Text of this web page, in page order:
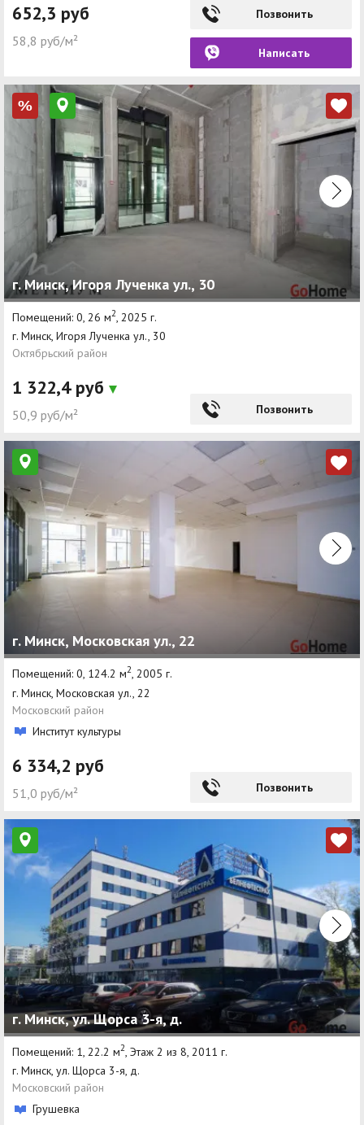
652,3 руб
58,8 руб/м²
Позвонить
Написать
%
г. Минск, Игоря Лученка ул., 30
Помещений: 0, 26 м2 , 2025 г.
г. Минск, Игоря Лученка ул., 30
Октябрьский район
1 322,4 руб
50,9 руб/м² Позвонить
г. Минск, Московская ул., 22
Помещений: 0, 124.2 м2, 2005 г.
г. Минск, Московская ул., 22
Московский район
Институт культуры
6 334,2 руб
51,0 руб/м² Позвонить
г. Минск, ул. Щорса 3-я, д.
Помещений: 1, 22.2 м2 , Этаж 2 из 8, 2011 г.
г. Минск, ул. Щорса 3-я, д.
Московский район
Грушевка